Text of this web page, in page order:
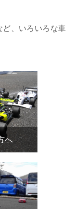
ど、いろいろな車
へ